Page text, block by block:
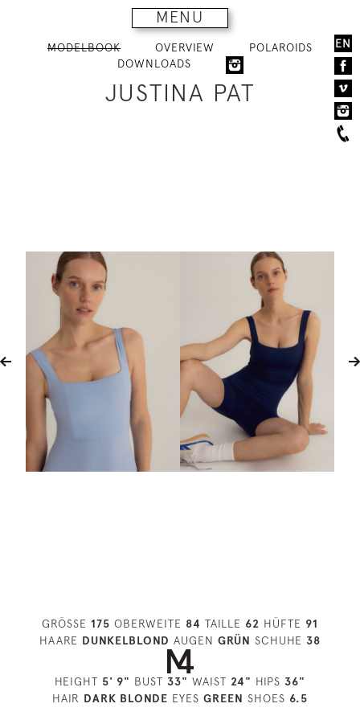
MENU
EN
MODELBOOK OVERVIEW
POLAROIDS
DOWNLOADS
JUSTINA PAT
GRÖSSE 175 OBERWEITE 84 TAILLE 62 HÜFTE 91
HAARE DUNKELBLOND AUGEN GRÜN SCHUHE 38
HEIGHT 5' 9" BUST 33" WAIST 24" HIPS 36"
HAIR DARK BLONDE EYES GREEN SHOES 6.5